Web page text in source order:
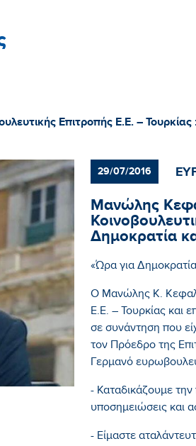
Επιτροπής Ε.Ε. –
29/07/2016
Μανώλης
Δημοκρατία
«Ώρα για
Ο Μανώλης Κ.
Ε.Ε. – Τουρκίας και
σε συνάντηση που
τον Πρόεδρο της
Γερμανό
- Καταδικάζουμε
υποσημειώσεις και
- Είμαστε